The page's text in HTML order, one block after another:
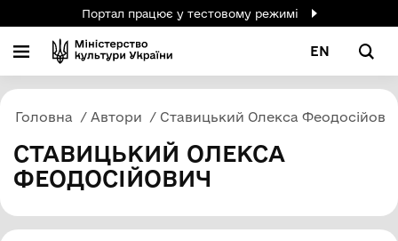
Портал працює у тестовому режимі
EN
Головна Автори Ставицький Олекса
СТАВИЦЬКИЙ ОЛЕКСА
ФЕОДОСІЙОВИЧ